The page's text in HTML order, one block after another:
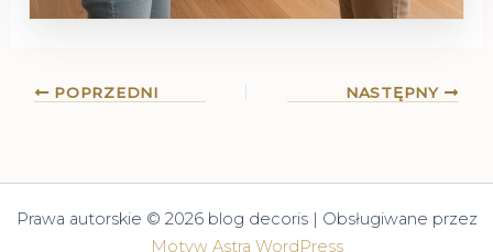
POPRZEDNI NASTĘPNY
Prawa autorskie © 2026 blog decoris | Obsługiwane przez
Motyw Astra WordPress